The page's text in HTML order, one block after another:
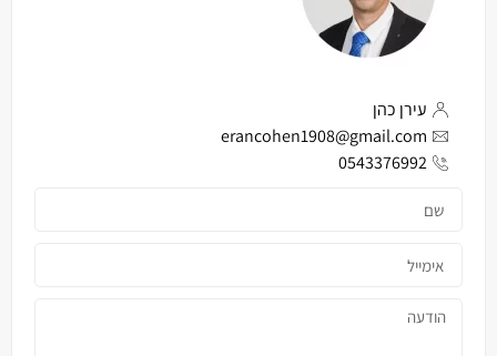
עירן כהן
erancohen1908@gmail.com
0543376992